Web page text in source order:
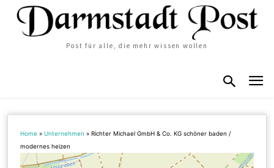
Post für alle, die mehr wissen wollen
Home »Unternehmen »Richter Michael GmbH & Co. KG schöner baden /
modernes heizen